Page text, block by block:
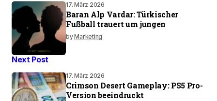
17. März 2026
Baran Alp Vardar: Türkischer
Fußball trauert um jungen
byMarketing
Next Post
17. März 2026
Crimson Desert Gameplay: PS5 Pro-
Version beeindruckt